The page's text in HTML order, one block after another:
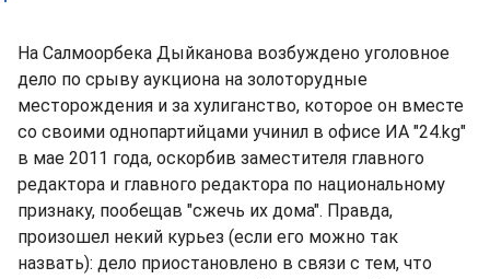
На Салмоорбека Дыйканова возбуждено уголовное
дело по срыву аукциона на золоторудные
месторождения и за хулиганство, которое он вместе
со своими однопартийцами учинил в офисе ИА "24.kg"
в мае 2011 года, оскорбив заместителя главного
редактора и главного редактора по национальному
признаку, пообещав "сжечь их дома". Правда,
произошел некий курьез (если его можно так
назвать): дело приостановлено в связи с тем, что